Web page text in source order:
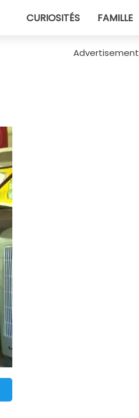
CURIOSITÉS FAMILLE
Advertisement